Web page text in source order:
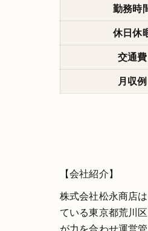
勤務時
休日休
交通費
月収例
【会社紹介】
株式会社松永商店
ている東京都荒川
が力を合わせ運営